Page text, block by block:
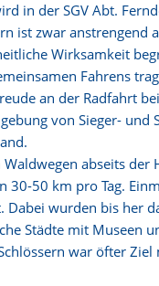
in der SGV Abt.
ist zwar anstrengend
Wirksamkeit
Fahrens
an der Radfahrt
von Sieger- und
abseits der
30-50 km pro Tag.
Dabei wurden bis her
Städte mit Museen
war öfter